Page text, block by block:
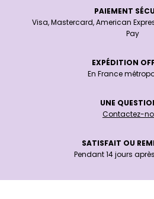
PAIEMENT
Visa, Mastercard, American
Pay
EXPÉDITION
En France
UNE
Contactez-
SATISFAIT OU
Pendant 14 jours